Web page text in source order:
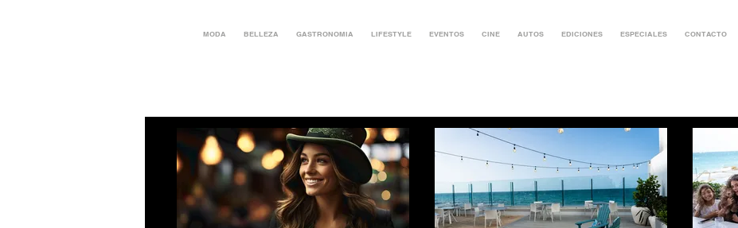
MODA BELLEZA GASTRONOMIA LIFESTYLE EVENTOS CINE AUTOS EDICIONES ESPECIALES CONTACTO